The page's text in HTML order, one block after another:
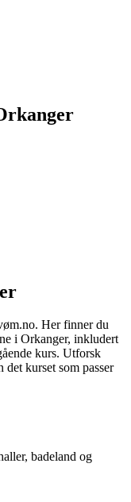
Her finner du
i Orkanger, inkludert
kurs. Utforsk
kurset som passer
badeland og